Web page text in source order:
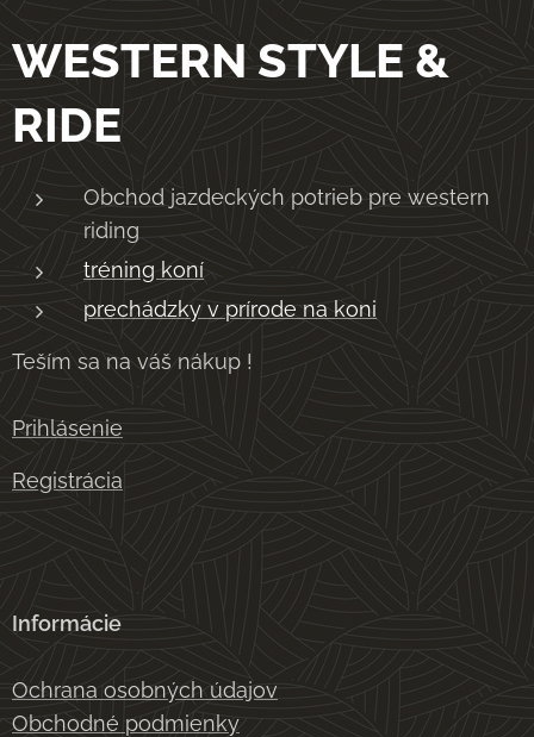
WESTERN STYLE &
RIDE
Obchod jazdeckých potrieb pre western
riding
tréning koní
prechádzky v prírode na koni
Teším sa na váš nákup !
Prihlásenie
Registrácia
Informácie
Ochrana osobných údajov
Obchodné podmienky